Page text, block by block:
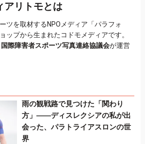
アリトモとは
ツを取材するNPOメディア「パラフォ
ップから生まれたコドモメディアです。
際障害者スポーツ写真連絡協議会が運営
雨の観戦路で見つけた「関わり
方」――ディスレクシアの私が出
会った、パラトライアスロンの世
界